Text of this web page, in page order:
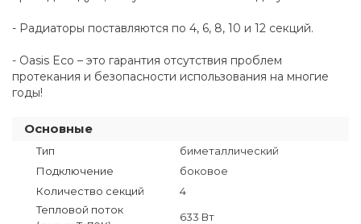
- Радиаторы поставляются по 4, 6, 8, 10 и 12 секций.
- Oasis Eco – это гарантия отсутствия проблем
протекания и безопасности использования на многие
годы!
Основные
Тип
биметаллический
Подключение
боковое
Количество секций
4
Тепловой поток
633 Вт